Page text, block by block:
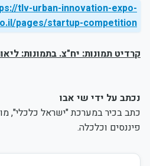
tlv-urban-innovation-expo-
pages/startup-competition
קרדיט תמונות: יח"צ. בתמונות:
נכתב על ידי שי אבו
כתב בכיר במערכת "ישראל כלכלי",
פיננסים וכלכלה.